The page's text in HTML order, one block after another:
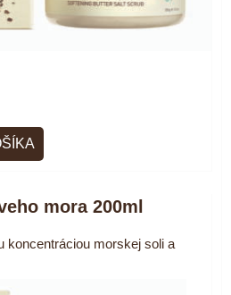
mora 200ml
koncentráciou morskej soli a